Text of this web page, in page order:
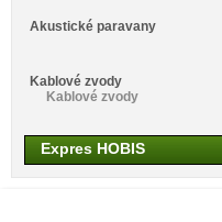
Akustické paravany
Kablové zvody
Kablové zvody
Expres HOBIS